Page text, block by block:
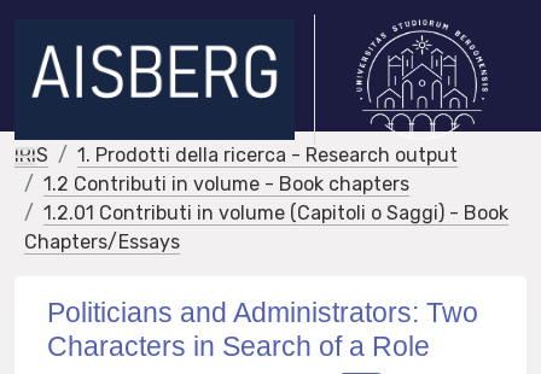
IRIS
1. Prodotti della ricerca - Research output
1.2 Contributi in volume - Book chapters
1.2.01 Contributi in volume (Capitoli o Saggi) - Book
Chapters/Essays
Politicians and Administrators: Two
Characters in Search of a Role